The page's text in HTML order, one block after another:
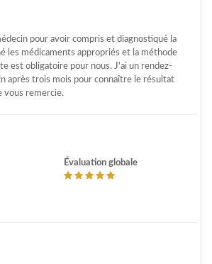
pour avoir compris et diagnostiqué la
les médicaments appropriés et la méthode
est obligatoire pour nous. J'ai un rendez-
après trois mois pour connaître le résultat
vous remercie.
Évaluation globale